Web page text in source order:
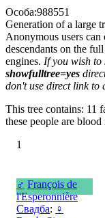
Особа:988551
Generation of a large
Anonymous users can
descendants on the
engines. If you wish to
showfulltree=yes
don't use direct link to
This tree contains: 11
these people are
1
♂ François de
l'Esperonnière
Свадба: ♀